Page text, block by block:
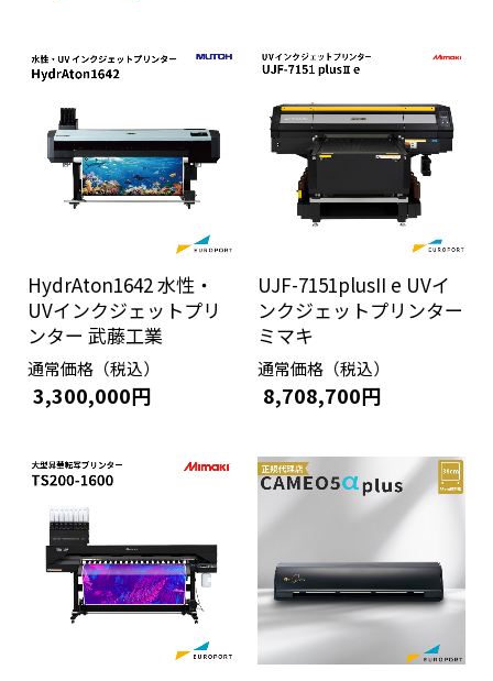
HydrAton1642 水性・
UVインクジェットプリ
ンター 武藤工業
通常価格（税込）
3,300,000円
UJF-7151plusII e UVイ
ンクジェットプリンター
ミマキ
通常価格（税込）
8,708,700円